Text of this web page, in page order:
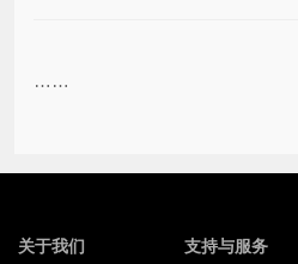
……
关于我们 支持与服务